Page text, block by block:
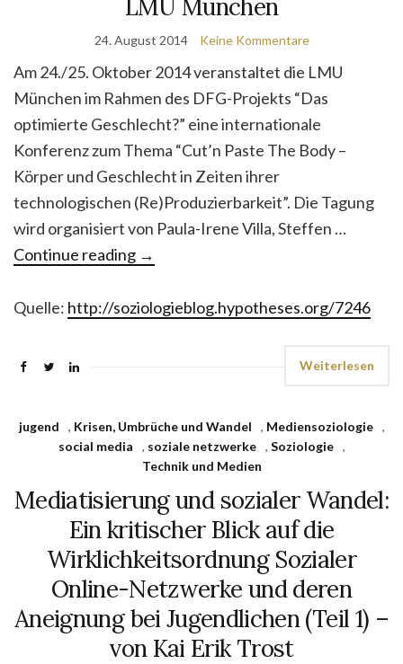
LMU München
24. August 2014 Keine Kommentare
Am 24./25. Oktober 2014 veranstaltet die LMU
München im Rahmen des DFG-Projekts “Das
optimierte Geschlecht?” eine internationale
Konferenz zum Thema “Cut’n Paste The Body –
Körper und Geschlecht in Zeiten ihrer
technologischen (Re)Produzierbarkeit”. Die Tagung
wird organisiert von Paula-Irene Villa, Steffen …
Continue reading →
Quelle: http://soziologieblog.hypotheses.org/7246
Weiterlesen
jugend , Krisen, Umbrüche und Wandel , Mediensoziologie
,
social media
, soziale netzwerke , Soziologie
,
Technik und Medien
Mediatisierung und sozialer Wandel:
Ein kritischer Blick auf die
Wirklichkeitsordnung Sozialer
Online-Netzwerke und deren
Aneignung bei Jugendlichen (Teil 1) –
von Kai Erik Trost